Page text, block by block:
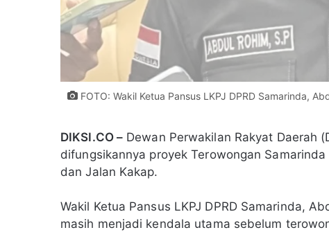
FOTO: Wakil Ketua Pansus LKPJ DPRD Samarinda,
DIKSI.CO – Dewan Perwakilan Rakyat Daerah
difungsikannya proyek Terowongan
dan Jalan Kakap.
Wakil Ketua Pansus LKPJ DPRD Samarinda,
masih menjadi kendala utama sebelum